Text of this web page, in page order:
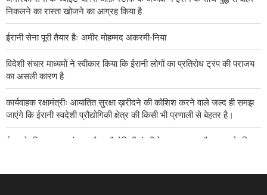
निकलने का रास्ता खोजने का आग्रह किया है
ईरानी सेना पूरी तैयार हैः अमीर मोहम्मद अकरमी-निया
विदेशी संचार माध्यमों ने स्वीकार किया कि ईरानी लोगों का प्रतिरोध ट्रंप की पराजय
का असली कारण है
कार्यवाहक रक्षामंत्रीः आयातित सुरक्षा ख़रीदने की कोशिश करने वाले जल्द ही समझ
जाएंगे कि ईरानी स्वदेशी प्रौद्योगिकी क्षेत्र की किसी भी प्रणाली से बेहतर है।
ईरान के विज्ञान, अनुसंधान और प्रौद्योगिकी मंत्री के उप प्रमुख और भारत के शिक्षा